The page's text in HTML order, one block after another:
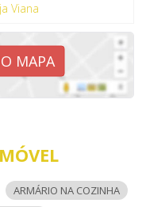
Viana
MAPA
ARMÁRIO NA COZINHA